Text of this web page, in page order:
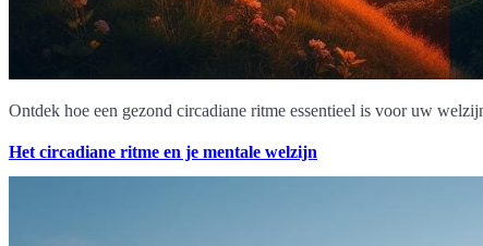
Ontdek hoe een gezond circadiane ritme essentieel is voor uw
Het circadiane ritme en je mentale welzijn